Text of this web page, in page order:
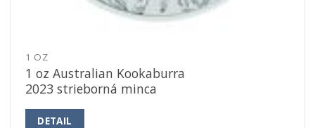
1 OZ
1 oz Australian Kookaburra
2023 strieborná minca
DETAIL